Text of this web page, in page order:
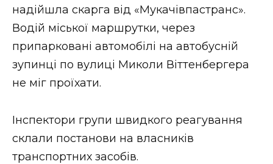
Втрачений Ужгород (відеоверсія)
ЗАКАРПАТСЬКІ НОВИНИ
НОВИНИ ЗАХІДНОЇ УКРАЇНИ
надійшла скарга від «Мукачівпастранс».
Водій міської маршрутки, через
припарковані автомобілі на автобусній
зупинці по вулиці Миколи Віттенбергера
не міг проїхати.
Інспектори групи швидкого реагування
склали постанови на власників
транспортних засобів.